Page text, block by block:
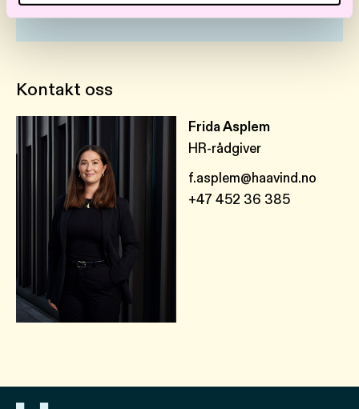
Kontakt oss
Frida Asplem
HR-rådgiver
f.asplem@haavind.no
+47 452 36 385